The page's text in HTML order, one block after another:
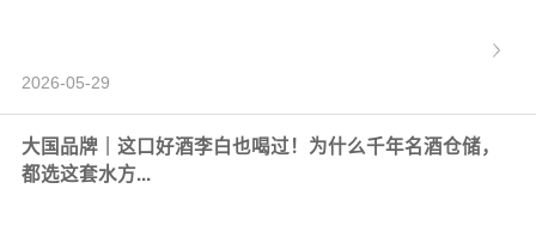
2026-05-29
大国品牌｜这口好酒李白也喝过！为什么千年名酒仓储，
都选这套水方...